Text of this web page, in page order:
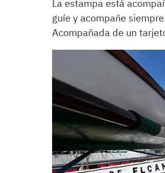
La estampa está
guíe y acompañe
Acompañada de un